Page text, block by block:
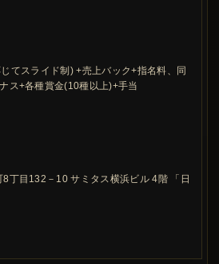
てスライド制) +売上バック+指名料、同
ス+各種賞金(10種以上)+手当
丁目132－10 サミタス横浜ビル 4階 「日